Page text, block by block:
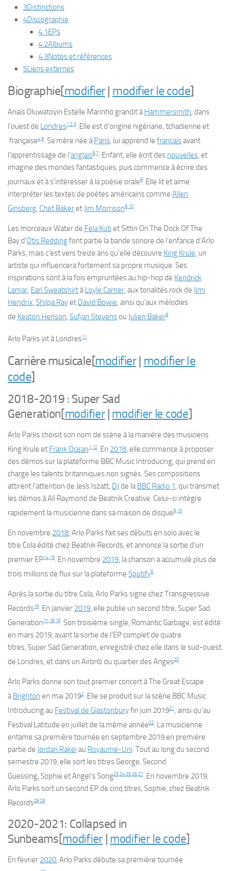
3Distinctions
4Discographie
4.1EPs
4.2Albums
4.3Notes et références
5Liens externes
Biographie[modifier| modifier le code]
Anaïs Oluwatoyin Estelle Marinho grandit àHammersmith, dans
l’ouest de Londres1 23. Elle est d’origine nigériane, tchadienne et
française45. Sa mère née àParis, lui apprend le françaisavant
l’apprentissage de l’anglais67. Enfant, elle écrit des nouvelles, et
imagine des mondes fantastiques, puis commence à écrire des
journaux et à s’intéresser à la poésie orale8. Elle lit et aime
interpréter les textes de poètes américains comme Allen
Ginsberg, Chet Bakeret Jim Morrison9 10.
Les morceaux Waterde Fela Kuti etSittin On The Dock Of The
Bayd’Otis Reddingfont partie la bande sonore de l’enfance d’Arlo
Parks, mais c’est vers treize ans qu’elle découvre King Krule, un
artiste qui influencera fortement sa propre musique. Ses
inspirations sont à la fois empruntées au hip-hop de Kendrick
Lamar, Earl SweatshirtàLoyle Carner, aux tonalités rock de Jimi
Hendrix, Shilpa Rayet David Bowie, ainsi qu’aux mélodies
de Keaton Henson, Sufjan Stevensou Julien Baker9.
Arlo Parks vit à Londres11.
Carrière musicale[modifier| modifier le
code]
2018-2019 : Super Sad
Generation[modifier| modifier le code]
Arlo Parks choisit son nom de scène à la manière des musiciens
King Krule et Frank Ocean1 12. En 2018, elle commence à proposer
des démos sur la plateforme BBC Music Introducing, qui prend en
charge les talents britanniques non signés. Ses compositions
attirent l’attention de Jess Iszatt, DJ de laBBC Radio 1, qui transmet
les démos à Ali Raymond de Beatnik Creative. Celui-ci intègre
rapidement la musicienne dans sa maison de disque9 13.
En novembre 2018, Arlo Parks fait ses débuts en solo avec le
titre Colaédité chez Beatnik Records, et annonce la sortie d’un
premier EP14 15. En novembre 2019, la chanson a accumulé plus de
trois millions de flux sur la plateforme Spotify6.
Après la sortie du titre Cola, Arlo Parks signe chez Transgressive
Records16. En janvier 2019, elle publie un second titre, Super Sad
Generation17 18 19. Son troisième single, Romantic Garbage, est édité
en mars 2019, avant la sortie de l’EP complet de quatre
titres, Super Sad Generation, enregistré chez elle dans le sud-ouest
de Londres, et dans un Airbnb du quartier des Anges20.
Arlo Parks donne son tout premier concert à The Great Escape
àBrighton en mai 20192. Elle se produit sur la scène BBC Music
Introducing au Festival de Glastonburyfin juin 201921, ainsi qu’au
Festival Latitude en juillet de la même année22. La musicienne
entame sa première tournée en septembre 2019 en première
partie de Jordan Rakei au Royaume-Uni. Tout au long du second
semestre 2019, elle sort les titres George, Second
Guessing, Sophie et Angel’sSong2324252627. En novembre 2019,
Arlo Parks sort un second EP de cinq titres, Sophie, chez Beatnik
Records2829.
2020-2021: Collapsed in
Sunbeams[modifier| modifier le code]
En février 2020, Arlo Parks débute sa première tournée